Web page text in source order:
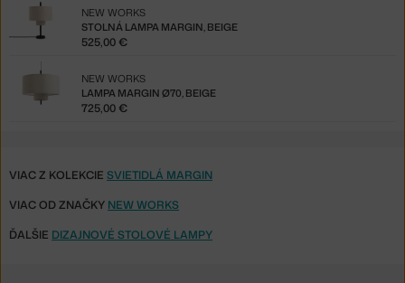
STOLNÁ LAMPA MARGIN, BEIGE
NEW WORKS
525,00 €
LAMPA MARGIN Ø70, BEIGE
NEW WORKS
725,00 €
VIAC Z KOLEKCIE SVIETIDLÁ MARGIN
VIAC OD ZNAČKY NEW WORKS
ĎALŠIE DIZAJNOVÉ STOLOVÉ LAMPY